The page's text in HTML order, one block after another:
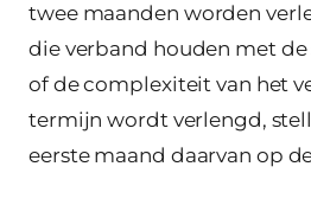
twee maanden worden
die verband houden met
of de complexiteit van het
termijn wordt verlengd,
eerste maand daarvan op